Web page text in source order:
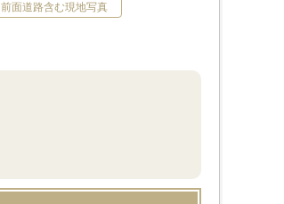
前面道路含む現地写真